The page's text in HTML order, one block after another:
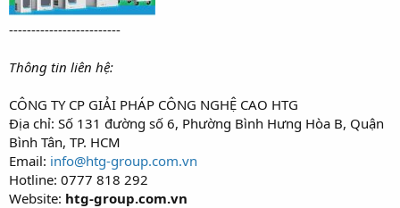
-------------------------
Thông tin liên hệ:
CÔNG TY CP GIẢI PHÁP CÔNG NGHỆ CAO HTG
Địa chỉ: Số 131 đường số 6, Phường Bình Hưng Hòa B, Quận
Bình Tân, TP. HCM
Email: info@htg-group.com.vn
Hotline: 0777 818 292
Website: htg-group.com.vn